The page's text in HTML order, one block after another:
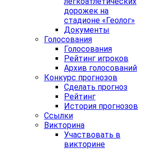
дорожек на
стадионе «Геолог»
Документы
Голосования
Голосования
Рейтинг игроков
Архив голосований
Конкурс прогнозов
Сделать прогноз
Рейтинг
История прогнозов
Ссылки
Викторина
Участвовать в
викторине